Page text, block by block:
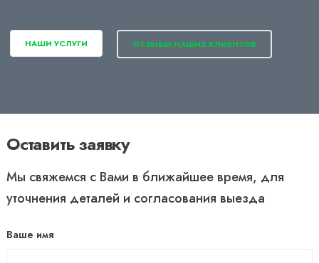
НАШИ УСЛУГИ ОТЗЫВЫ НАШИХ КЛИЕНТОВ
Оставить заявку
Мы свяжемся с Вами в ближайшее время, для
уточнения деталей и согласования выезда
Ваше имя